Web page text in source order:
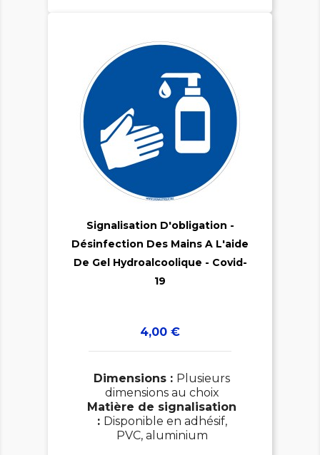


Signalisation D'obligation -
Désinfection Des Mains A L'aide
De Gel Hydroalcoolique - Covid-
19
Prix
4,00 €
Dimensions : Plusieurs
dimensions au choix
Matière de signalisation
: Disponible en adhésif,
PVC, aluminium